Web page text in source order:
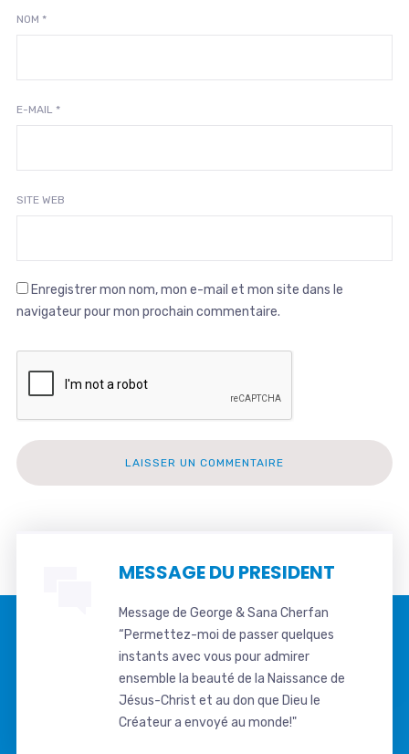
NOM *
E-MAIL *
SITE WEB
Enregistrer mon nom, mon e-mail et mon site dans le
navigateur pour mon prochain commentaire.
MESSAGE DU PRESIDENT
Message de George & Sana Cherfan
“Permettez-moi de passer quelques
instants avec vous pour admirer
ensemble la beauté de la Naissance de
Jésus-Christ et au don que Dieu le
Créateur a envoyé au monde!"